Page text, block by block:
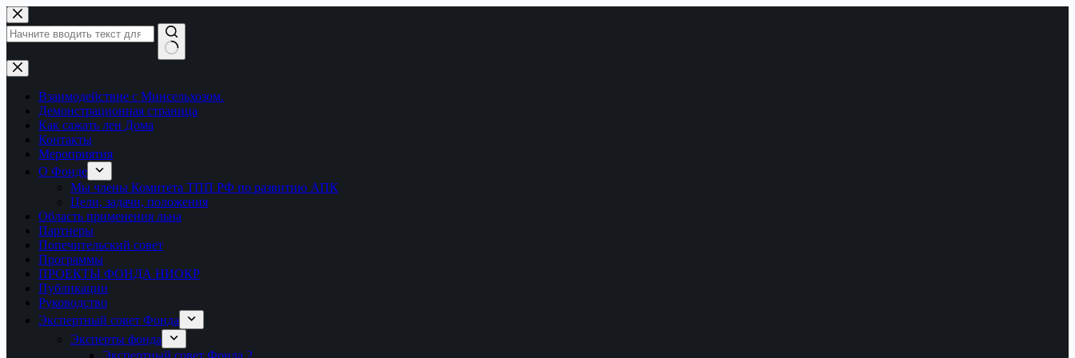
Перейти
к
сути
Ничего
не
найденоВзаимодействие с Минсельхозом.
Демонстрационная страница
Как сажать лен Дома
Контакты
Мероприятия
О Фонде
Мы члены Комитета ТПП РФ по развитию АПК
Цели, задачи, положения
Область применения льна
Партнеры
Попечительский совет
Программы
ПРОЕКТЫ ФОНДА НИОКР
Публикации
Руководство
Экспертный совет Фонда
Эксперты фонда
Экспертный совет Фонда 2